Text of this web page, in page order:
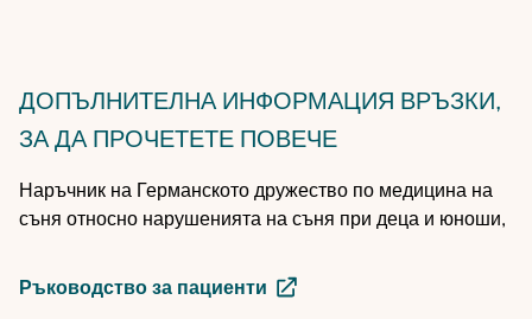
ДОПЪЛНИТЕЛНА ИНФОРМАЦИЯ ВРЪЗКИ,
ЗА ДА ПРОЧЕТЕТЕ ПОВЕЧЕ
Наръчник на Германското дружество по медицина на
съня относно нарушенията на съня при деца и юноши,
Ръководство за пациенти